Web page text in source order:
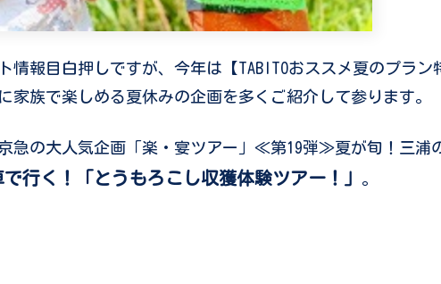
情報目白押しですが、今年は【TABITOおススメ夏のプラン
家族で楽しめる夏休みの企画を多くご紹介して参ります。
急の大人気企画「楽・宴ツアー」≪第19弾≫夏が旬！三浦
行く！「とうもろこし収獲体験ツアー！」 。